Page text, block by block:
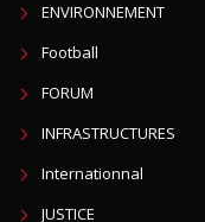
ENVIRONNEMENT
Football
FORUM
INFRASTRUCTURES
Internationnal
JUSTICE